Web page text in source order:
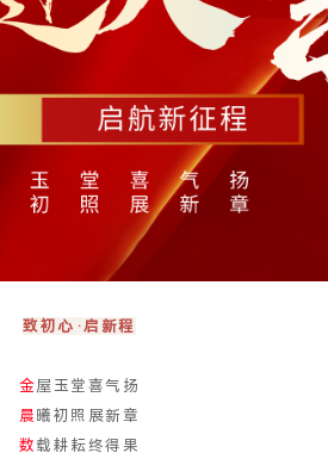
致初心·启新程
金屋玉堂喜气 扬
晨 曦初照展新章
数 载耕耘终得果